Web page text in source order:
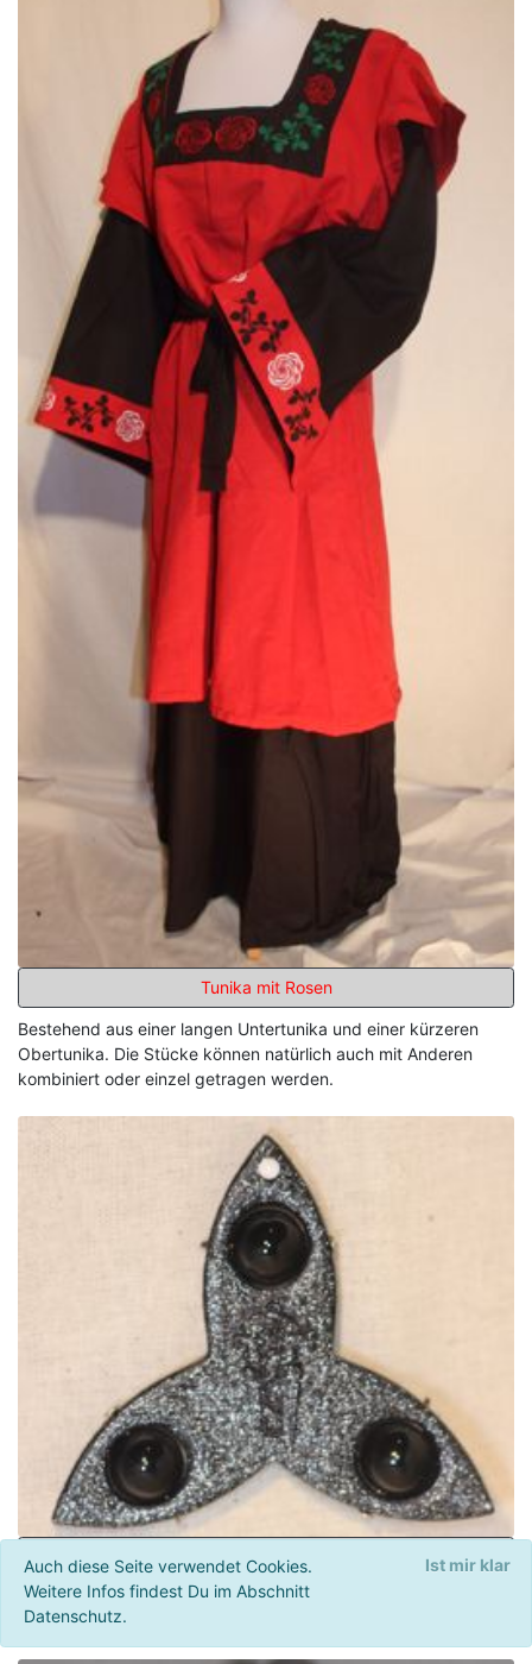
Auch diese Seite verwendet Cookies.
Weitere Infos findest Du im Abschnitt
Datenschutz.
Ist mir klar
Tunika mit Rosen
Bestehend aus einer langen Untertunika und einer kürzeren
Obertunika. Die Stücke können natürlich auch mit Anderen
kombiniert oder einzel getragen werden.
Triskelen Anhänger
Der Anhänger in Triskelenform mit Halbedelsteinen. Damit
schützt er gleich mehrfach.